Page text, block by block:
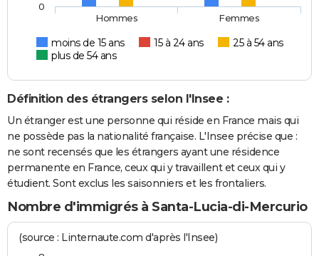
moins de 15 ans 15 à 24 ans
25 à 54 ans
plus de 54 ans
Hommes Femmes
0
Définition des étrangers selon l'Insee :
Un étranger est une personne qui réside en France mais qui
ne possède pas la nationalité française. L'Insee précise que :
ne sont recensés que les étrangers ayant une résidence
permanente en France, ceux qui y travaillent et ceux qui y
étudient. Sont exclus les saisonniers et les frontaliers.
Nombre d'immigrés à Santa-Lucia-di-Mercurio
(source : Linternaute.com d'après l'Insee)